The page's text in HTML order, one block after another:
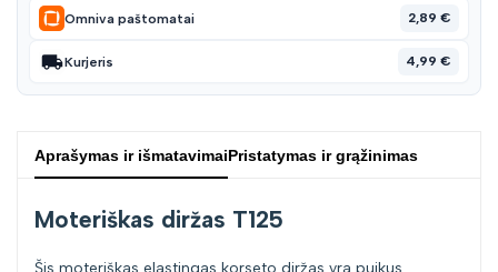
Omniva paštomatai 2,89 €
Kurjeris 4,99 €
Aprašymas ir išmatavimaiPristatymas ir grąžinimas
Moteriškas diržas T125